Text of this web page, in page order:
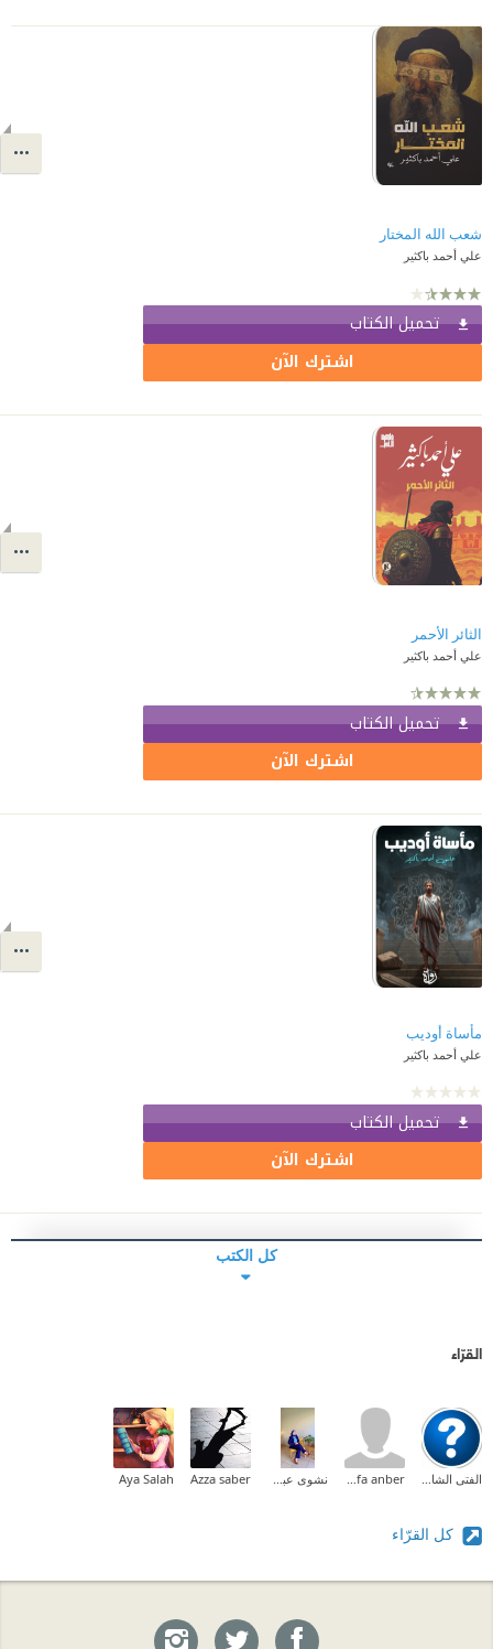
شعب الله المختار
علي أحمد باكثير
تحميل الكتاب
اشترك الآن
الثائر الأحمر
علي أحمد باكثير
تحميل الكتاب
اشترك الآن
مأساة أوديب
علي أحمد باكثير
تحميل الكتاب
اشترك الآن
كل الكتب
القرّاء
الفتى الشارد mostafa anber نشوى عبدالمقصود Azza saber
Aya Salah
كل القرّاء